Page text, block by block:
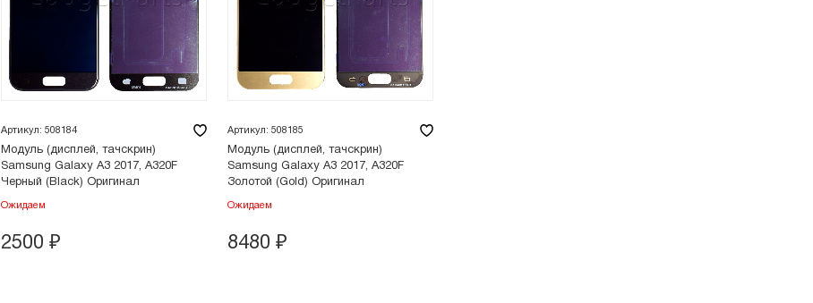
Артикул: 508184
Модуль (дисплей, тачскрин)
Samsung Galaxy A3 2017, A320F
Черный (Black) Оригинал
Ожидаем
2500 ₽
Артикул: 508185
Модуль (дисплей, тачскрин)
Samsung Galaxy A3 2017, A320F
Золотой (Gold) Оригинал
Ожидаем
8480 ₽